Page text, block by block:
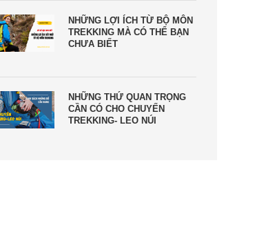
NHỮNG LỢI ÍCH TỪ BỘ MÔN
TREKKING MÀ CÓ THỂ BẠN
CHƯA BIẾT
NHỮNG THỨ QUAN TRỌNG
CẦN CÓ CHO CHUYẾN
TREKKING- LEO NÚI